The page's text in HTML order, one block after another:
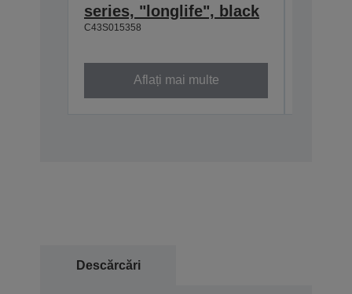
series, "longlife", black
C43S015358
Aflați mai multe
Descărcări